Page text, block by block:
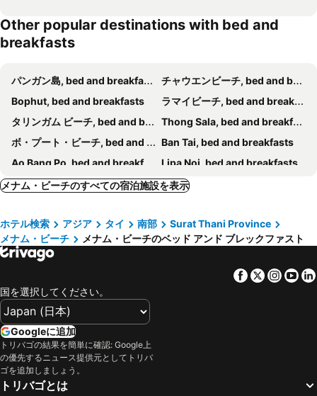
Other popular destinations with bed and
breakfasts
パンガン島, bed and breakfasts
チャウエンビーチ, bed and breakfasts
Bophut, bed and breakfasts
ラマイビーチ, bed and breakfasts
タリンガム ビーチ, bed and breakfasts
Thong Sala, bed and breakfasts
ボ・プート・ビーチ, bed and breakfasts
Ban Tai, bed and breakfasts
Ao Bang Po, bed and breakfasts
Lipa Noi, bed and breakfasts
メナム・ビーチのすべての宿泊施設を表示
ホテル検索 アジア タイ 南部
Surat Thani Province
メナム・ビーチ
メナム・ビーチのベッド アンド ブレックファスト
Facebook
Twitter
国を選択してください。
Googleに追加
トリバゴの結果を簡単に確認: Google上
の優先するニュース提供元としてトリバ
ゴを追加しましょう。
トリバゴとは